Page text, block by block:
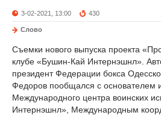
3-02-2021, 13:00 430
Слово
Съемки нового выпуска проекта
клубе «Бушин-Кай Интернэшнл».
президент Федерации бокса
Федоров пообщался с основателем
Международного центра воинских
Интернэшнл», Международным